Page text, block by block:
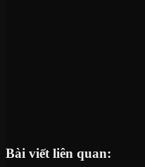
Bài viết liên quan: